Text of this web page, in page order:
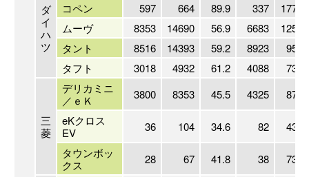
ダ
イ
ハ
ツ
コペン
597 664 89.9 337
177.2
ムーヴ
8353 14690 56.9 6683
125.0
タント
8516 14393 59.2 8923
95.4
タフト
3018 4932 61.2 4088 73.8
三
菱
デリカミニ
／ｅＫ
3800 8353 45.5 4325
87.9
eKクロス
EV
36 104 34.6 82
43.9
タウンボッ
クス
28 67 41.8 38 73.7